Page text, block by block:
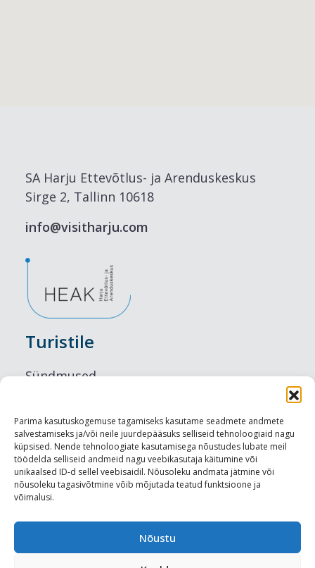
Parima kasutuskogemuse tagamiseks kasutame seadmete andmete
salvestamiseks ja/või neile juurdepääsuks selliseid tehnoloogiaid nagu
küpsised. Nende tehnoloogiate kasutamisega nõustudes lubate meil
töödelda selliseid andmeid nagu veebikasutaja käitumine või
unikaalsed ID-d sellel veebisaidil. Nõusoleku andmata jätmine või
nõusoleku tagasivõtmine võib mõjutada teatud funktsioone ja
võimalusi.
Nõustu
SA Harju Ettevõtlus- ja Arenduskeskus
Sirge 2, Tallinn 10618
info@visitharju.com
Turistile
Sündmused
Maitseelamused
Vaatamisväärsused
Visit Tallinn
Turismiprofessionaalile